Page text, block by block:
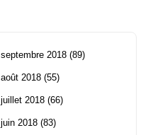
septembre 2018 (89)
août 2018 (55)
juillet 2018 (66)
juin 2018 (83)